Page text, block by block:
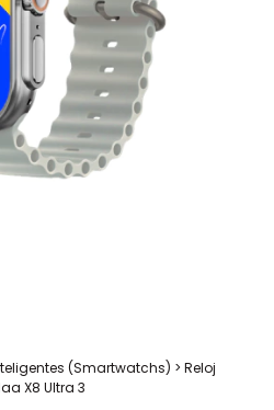
(Smartwatchs) > Reloj
X8 Ultra 3